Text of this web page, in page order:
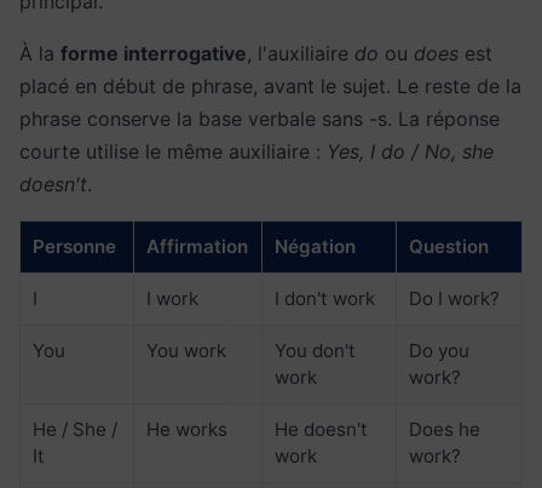
À la forme interrogative, l'auxiliaire do ou does est
placé en début de phrase, avant le sujet. Le reste de la
phrase conserve la base verbale sans -s. La réponse
courte utilise le même auxiliaire : Yes, I do / No, she
doesn't.
Personne Affirmation Négation Question
I I work I don't work Do I work?
You You work
You don't
work
Do you
work?
He / She /
It
He works
He doesn't
work
Does he
work?